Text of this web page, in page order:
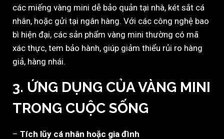
các miếng vàng mini dễ bảo quản tại nhà, két sắt cá
nhân, hoặc gửi tại ngân hàng. Với các công nghệ bao
bì hiện đại, các sản phẩm vàng mini thường có mã
xác thực, tem bảo hành, giúp giảm thiểu rủi ro hàng
giả, hàng nhái.
3. ỨNG DỤNG CỦA VÀNG MINI
TRONG CUỘC SỐNG
– Tích lũy cá nhân hoặc gia đình